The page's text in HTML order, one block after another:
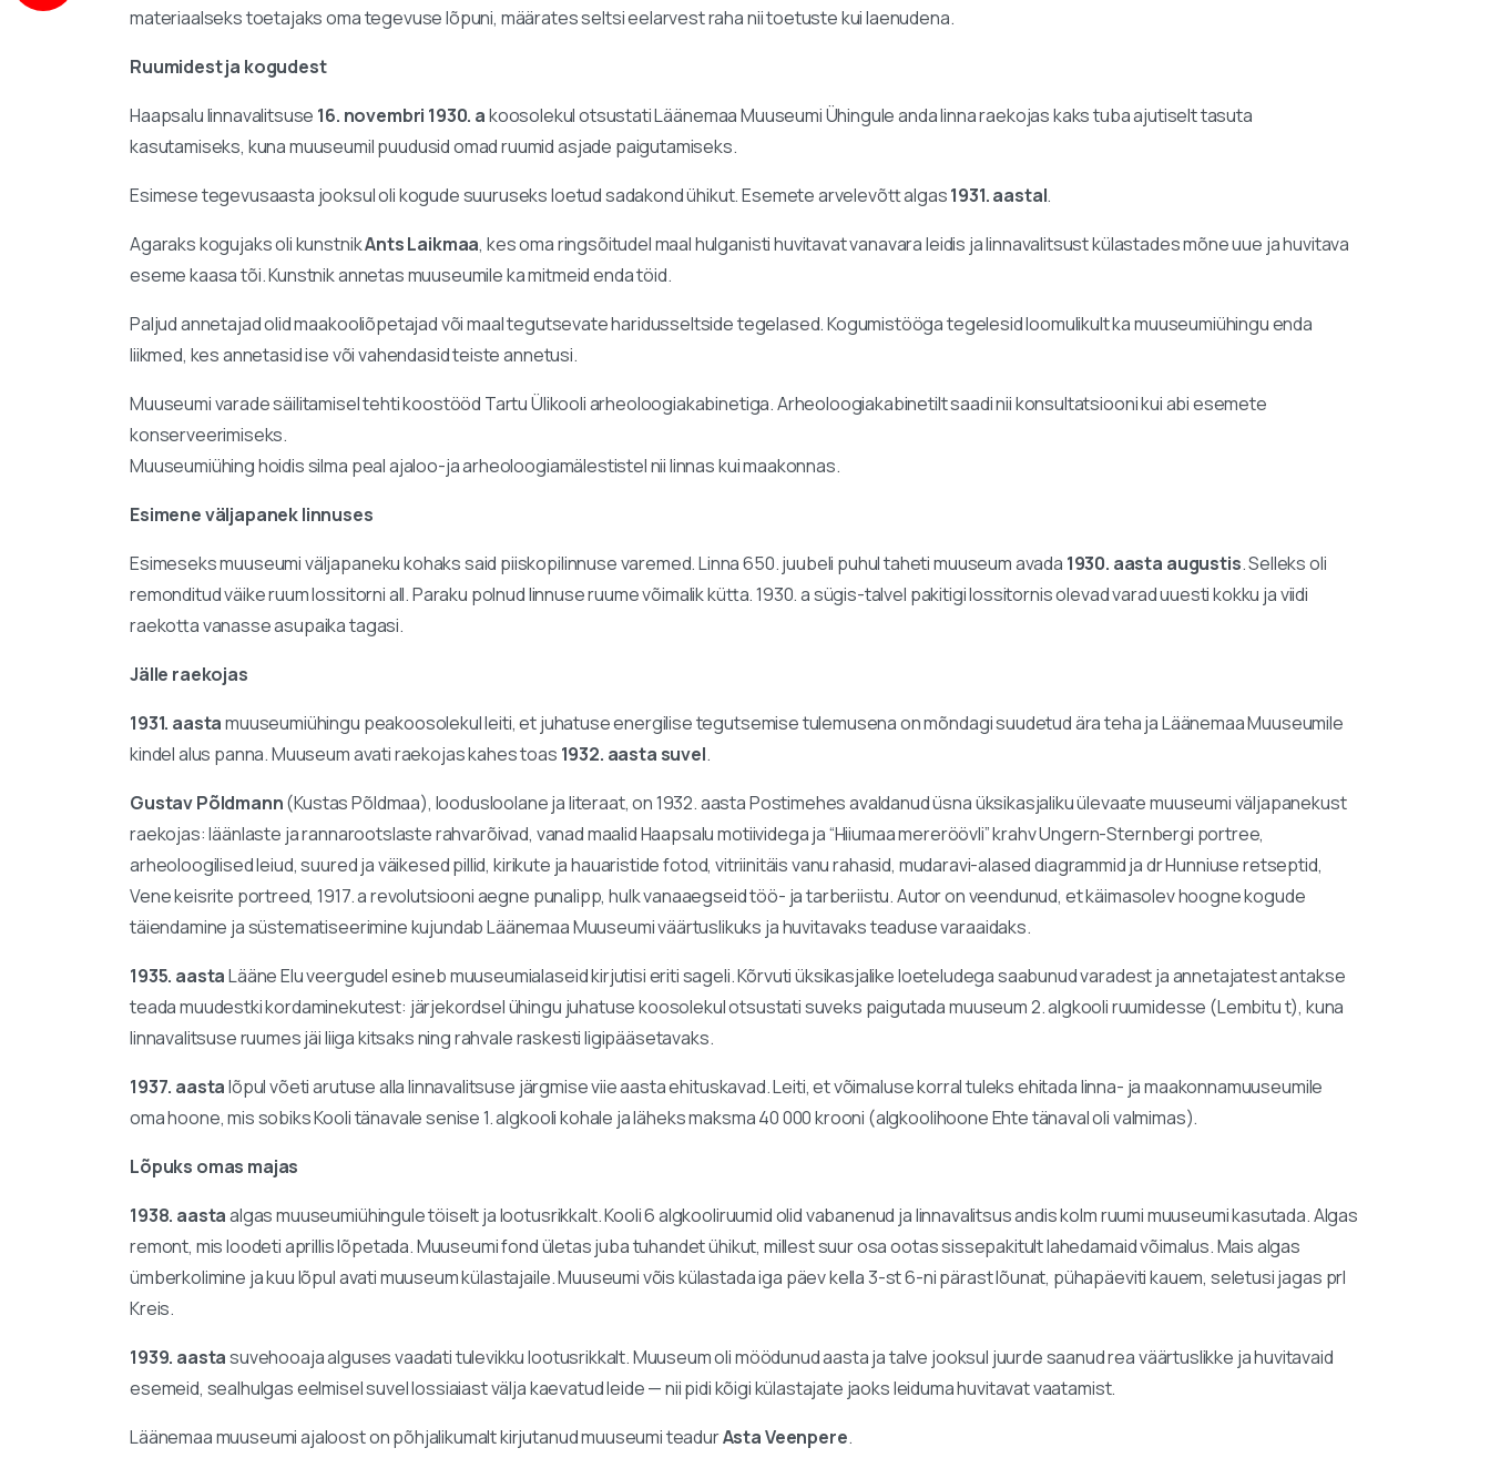
materiaalseks toetajaks oma tegevuse lõpuni, määrates seltsi eelarvest raha nii toetuste kui laenudena.
Ruumidest ja kogudest
Haapsalu linnavalitsuse 16. novembri 1930. akoosolekul otsustati Läänemaa Muuseumi Ühingule anda linna raekojas kaks tuba ajutiselt tasuta
kasutamiseks, kuna muuseumil puudusid omad ruumid asjade paigutamiseks.
Esimese tegevusaasta jooksul oli kogude suuruseks loetud sadakond ühikut. Esemete arvelevõtt algas1931. aastal.
Agaraks kogujaks oli kunstnikAnts Laikmaa, kes oma ringsõitudel maal hulganisti huvitavat vanavara leidis ja linnavalitsust külastades mõne uue ja huvitava
eseme kaasa tõi. Kunstnik annetas muuseumile ka mitmeid enda töid.
Paljud annetajad olid maakooliõpetajad või maal tegutsevate haridusseltside tegelased. Kogumistööga tegelesid loomulikult ka muuseumiühingu enda
liikmed, kes annetasid ise või vahendasid teiste annetusi.
Muuseumi varade säilitamisel tehti koostööd Tartu Ülikooli arheoloogiakabinetiga. Arheoloogiakabinetilt saadi nii konsultatsiooni kui abi esemete
konserveerimiseks.
Muuseumiühing hoidis silma peal ajaloo-ja arheoloogiamälestistel nii linnas kui maakonnas.
Esimene väljapanek linnuses
Esimeseks muuseumi väljapaneku kohaks said piiskopilinnuse varemed. Linna 650. juubeli puhul taheti muuseum avada 1930. aasta augustis. Selleks oli
remonditud väike ruum lossitorni all. Paraku polnud linnuse ruume võimalik kütta. 1930. a sügis-talvel pakitigi lossitornis olevad varad uuesti kokku ja viidi
raekotta vanasse asupaika tagasi.
Jälle raekojas
1931. aastamuuseumiühingu peakoosolekul leiti, et juhatuse energilise tegutsemise tulemusena on mõndagi suudetud ära teha ja Läänemaa Muuseumile
kindel alus panna. Muuseum avati raekojas kahes toas 1932. aasta suvel.
Gustav Põldmann(Kustas Põldmaa), loodusloolane ja literaat, on 1932. aasta Postimehes avaldanud üsna üksikasjaliku ülevaate muuseumi väljapanekust
raekojas: läänlaste ja rannarootslaste rahvarõivad, vanad maalid Haapsalu motiividega ja “Hiiumaa mereröövli” krahv Ungern-Sternbergi portree,
arheoloogilised leiud, suured ja väikesed pillid, kirikute ja hauaristide fotod, vitriinitäis vanu rahasid, mudaravi-alased diagrammid ja dr Hunniuse retseptid,
Vene keisrite portreed, 1917. a revolutsiooni aegne punalipp, hulk vanaaegseid töö- ja tarberiistu. Autor on veendunud, et käimasolev hoogne kogude
täiendamine ja süstematiseerimine kujundab Läänemaa Muuseumi väärtuslikuks ja huvitavaks teaduse varaaidaks.
1935. aastaLääne Elu veergudel esineb muuseumialaseid kirjutisi eriti sageli. Kõrvuti üksikasjalike loeteludega saabunud varadest ja annetajatest antakse
teada muudestki kordaminekutest: järjekordsel ühingu juhatuse koosolekul otsustati suveks paigutada muuseum 2. algkooli ruumidesse (Lembitu t), kuna
linnavalitsuse ruumes jäi liiga kitsaks ning rahvale raskesti ligipääsetavaks.
1937. aastalõpul võeti arutuse alla linnavalitsuse järgmise viie aasta ehituskavad. Leiti, et võimaluse korral tuleks ehitada linna- ja maakonnamuuseumile
oma hoone, mis sobiks Kooli tänavale senise 1. algkooli kohale ja läheks maksma 40 000 krooni (algkoolihoone Ehte tänaval oli valmimas).
Lõpuks omas majas
1938. aastaalgas muuseumiühingule töiselt ja lootusrikkalt. Kooli 6 algkooliruumid olid vabanenud ja linnavalitsus andis kolm ruumi muuseumi kasutada. Algas
remont, mis loodeti aprillis lõpetada. Muuseumi fond ületas juba tuhandet ühikut, millest suur osa ootas sissepakitult lahedamaid võimalus. Mais algas
ümberkolimine ja kuu lõpul avati muuseum külastajaile. Muuseumi võis külastada iga päev kella 3-st 6-ni pärast lõunat, pühapäeviti kauem, seletusi jagas prl
Kreis.
1939. aastasuvehooaja alguses vaadati tulevikku lootusrikkalt. Muuseum oli möödunud aasta ja talve jooksul juurde saanud rea väärtuslikke ja huvitavaid
esemeid, sealhulgas eelmisel suvel lossiaiast välja kaevatud leide — nii pidi kõigi külastajate jaoks leiduma huvitavat vaatamist.
Läänemaa muuseumi ajaloost on põhjalikumalt kirjutanud muuseumi teadurAsta Veenpere.